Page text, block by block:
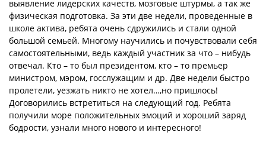
выявление лидерских качеств, мозговые штурмы, а так же
физическая подготовка. За эти две недели, проведенные в
школе актива, ребята очень сдружились и стали одной
большой семьей. Многому научились и почувствовали себя
самостоятельными, ведь каждый участник за что – нибудь
отвечал. Кто – то был президентом, кто – то премьер
министром, мэром, госслужащим и др. Две недели быстро
пролетели, уезжать никто не хотел…,но пришлось!
Договорились встретиться на следующий год. Ребята
получили море положительных эмоций и хороший заряд
бодрости, узнали много нового и интересного!